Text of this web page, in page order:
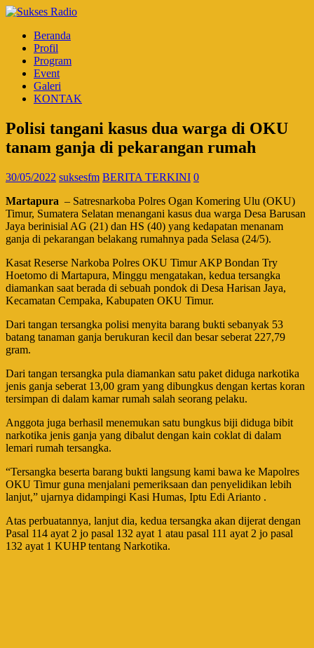
Beranda
Profil
Program
Event
Galeri
KONTAK
Polisi tangani kasus dua warga di OKU
tanam ganja di pekarangan rumah
30/05/2022 suksesfm BERITA TERKINI 0
Martapura – Satresnarkoba Polres Ogan Komering Ulu (OKU)
Timur, Sumatera Selatan menangani kasus dua warga Desa Barusan
Jaya berinisial AG (21) dan HS (40) yang kedapatan menanam
ganja di pekarangan belakang rumahnya pada Selasa (24/5).
Kasat Reserse Narkoba Polres OKU Timur AKP Bondan Try
Hoetomo di Martapura, Minggu mengatakan, kedua tersangka
diamankan saat berada di sebuah pondok di Desa Harisan Jaya,
Kecamatan Cempaka, Kabupaten OKU Timur.
Dari tangan tersangka polisi menyita barang bukti sebanyak 53
batang tanaman ganja berukuran kecil dan besar seberat 227,79
gram.
Dari tangan tersangka pula diamankan satu paket diduga narkotika
jenis ganja seberat 13,00 gram yang dibungkus dengan kertas koran
tersimpan di dalam kamar rumah salah seorang pelaku.
Anggota juga berhasil menemukan satu bungkus biji diduga bibit
narkotika jenis ganja yang dibalut dengan kain coklat di dalam
lemari rumah tersangka.
“Tersangka beserta barang bukti langsung kami bawa ke Mapolres
OKU Timur guna menjalani pemeriksaan dan penyelidikan lebih
lanjut,” ujarnya didampingi Kasi Humas, Iptu Edi Arianto .
Atas perbuatannya, lanjut dia, kedua tersangka akan dijerat dengan
Pasal 114 ayat 2 jo pasal 132 ayat 1 atau pasal 111 ayat 2 jo pasal
132 ayat 1 KUHP tentang Narkotika.